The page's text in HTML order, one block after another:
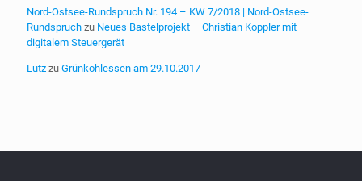
Nord-Ostsee-Rundspruch Nr. 194 – KW 7/2018 | Nord-Ostsee-
Rundspruch zu Neues Bastelprojekt – Christian Koppler mit
digitalem Steuergerät
Lutz zu Grünkohlessen am 29.10.2017